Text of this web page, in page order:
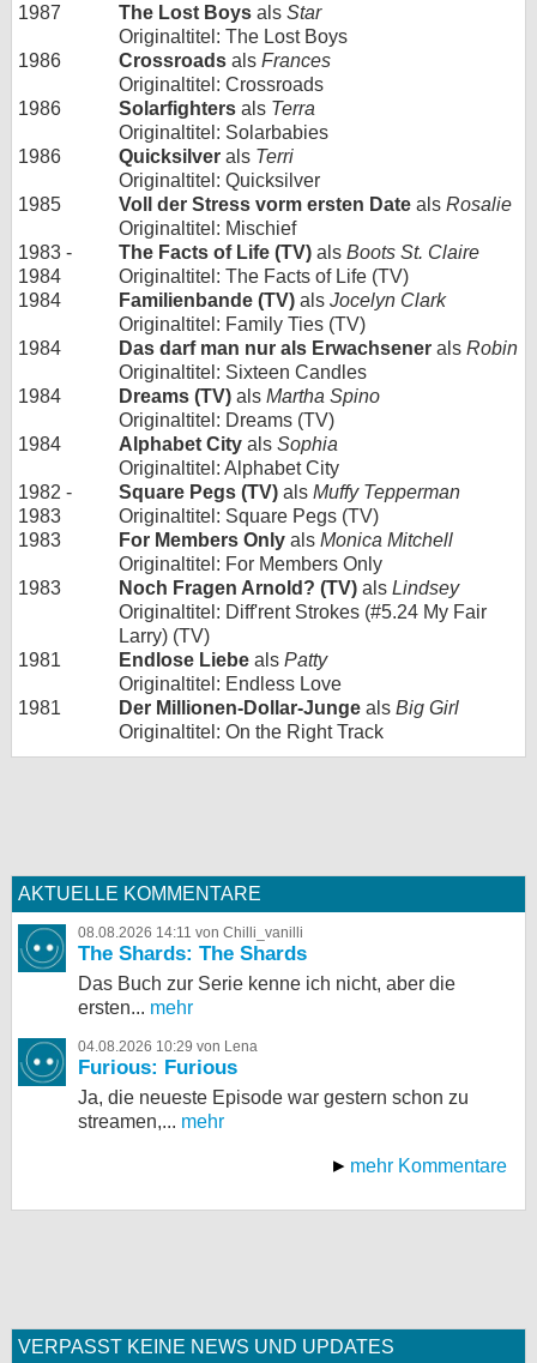
1987
The Lost Boys als Star
Originaltitel: The Lost Boys
1986
Crossroads als Frances
Originaltitel: Crossroads
1986
Solarfighters als Terra
Originaltitel: Solarbabies
1986
Quicksilver als Terri
Originaltitel: Quicksilver
1985
Voll der Stress vorm ersten Date als Rosalie
Originaltitel: Mischief
1983 -
1984
The Facts of Life (TV) als Boots St. Claire
Originaltitel: The Facts of Life (TV)
1984
Familienbande (TV) als Jocelyn Clark
Originaltitel: Family Ties (TV)
1984
Das darf man nur als Erwachsener als Robin
Originaltitel: Sixteen Candles
1984
Dreams (TV) als Martha Spino
Originaltitel: Dreams (TV)
1984
Alphabet City als Sophia
Originaltitel: Alphabet City
1982 -
1983
Square Pegs (TV) als Muffy Tepperman
Originaltitel: Square Pegs (TV)
1983
For Members Only als Monica Mitchell
Originaltitel: For Members Only
1983
Noch Fragen Arnold? (TV) als Lindsey
Originaltitel: Diff'rent Strokes (#5.24 My Fair
Larry) (TV)
1981
Endlose Liebe als Patty
Originaltitel: Endless Love
1981
Der Millionen-Dollar-Junge als Big Girl
Originaltitel: On the Right Track
AKTUELLE KOMMENTARE
08.08.2026 14:11 von Chilli_vanilli
The Shards: The Shards
Das Buch zur Serie kenne ich nicht, aber die
ersten... mehr
04.08.2026 10:29 von Lena
Furious: Furious
Ja, die neueste Episode war gestern schon zu
streamen,... mehr
mehr Kommentare
VERPASST KEINE NEWS UND UPDATES